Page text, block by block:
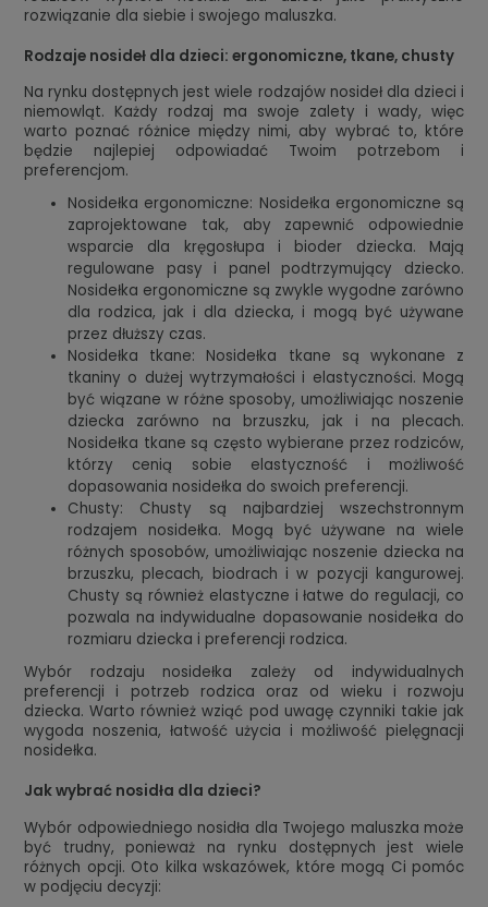
rozwiązanie dla siebie i swojego maluszka.
Rodzaje nosideł dla dzieci: ergonomiczne, tkane, chusty
Na rynku dostępnych jest wiele rodzajów nosideł dla dzieci i
niemowląt. Każdy rodzaj ma swoje zalety i wady, więc
warto poznać różnice między nimi, aby wybrać to, które
będzie najlepiej odpowiadać Twoim potrzebom i
preferencjom.
Nosidełka ergonomiczne: Nosidełka ergonomiczne są
zaprojektowane tak, aby zapewnić odpowiednie
wsparcie dla kręgosłupa i bioder dziecka. Mają
regulowane pasy i panel podtrzymujący dziecko.
Nosidełka ergonomiczne są zwykle wygodne zarówno
dla rodzica, jak i dla dziecka, i mogą być używane
przez dłuższy czas.
Nosidełka tkane: Nosidełka tkane są wykonane z
tkaniny o dużej wytrzymałości i elastyczności. Mogą
być wiązane w różne sposoby, umożliwiając noszenie
dziecka zarówno na brzuszku, jak i na plecach.
Nosidełka tkane są często wybierane przez rodziców,
którzy cenią sobie elastyczność i możliwość
dopasowania nosidełka do swoich preferencji.
Chusty: Chusty są najbardziej wszechstronnym
rodzajem nosidełka. Mogą być używane na wiele
różnych sposobów, umożliwiając noszenie dziecka na
brzuszku, plecach, biodrach i w pozycji kangurowej.
Chusty są również elastyczne i łatwe do regulacji, co
pozwala na indywidualne dopasowanie nosidełka do
rozmiaru dziecka i preferencji rodzica.
Wybór rodzaju nosidełka zależy od indywidualnych
preferencji i potrzeb rodzica oraz od wieku i rozwoju
dziecka. Warto również wziąć pod uwagę czynniki takie jak
wygoda noszenia, łatwość użycia i możliwość pielęgnacji
nosidełka.
Jak wybrać nosidła dla dzieci?
Wybór odpowiedniego nosidła dla Twojego maluszka może
być trudny, ponieważ na rynku dostępnych jest wiele
różnych opcji. Oto kilka wskazówek, które mogą Ci pomóc
w podjęciu decyzji: